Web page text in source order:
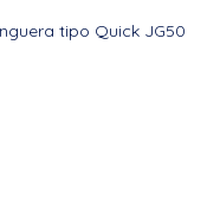
tipo Quick JG50